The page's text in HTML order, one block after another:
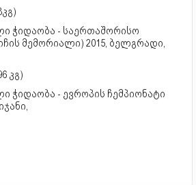
ჭიდაობა - საერთაშორისო
მემორიალი) 2015, ბელგრადი,
კგ)
ჭიდაობა - ევროპის ჩემპიონატი